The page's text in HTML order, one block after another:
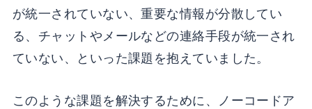
が統一されていない、重要な情報が分散してい
る、チャットやメールなどの連絡手段が統一され
ていない、といった課題を抱えていました。
このような課題を解決するために、ノーコードア